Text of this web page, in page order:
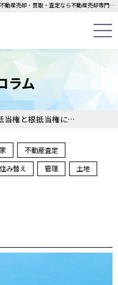
抵当権と根抵当権について｜不動産売却コラム｜旭川・札幌の不動産売却・買取・査定なら不動産売却専門店カウイエにお任せください！中古一戸建て・マンション・土地の即日無料査定・即金買取を行っています！
抵当権と根抵当権について
ラム
不動産査定
住み替え 管理
土地